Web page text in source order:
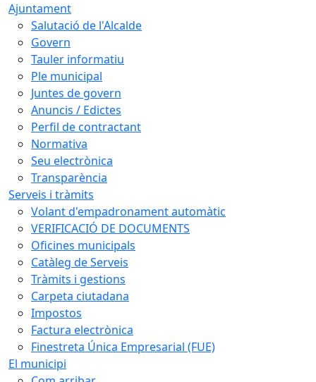
Ajuntament
Salutació de l'Alcalde
Govern
Tauler informatiu
Ple municipal
Juntes de govern
Anuncis / Edictes
Perfil de contractant
Normativa
Seu electrònica
Transparència
Serveis i tràmits
Volant d'empadronament automàtic
VERIFICACIÓ DE DOCUMENTS
Oficines municipals
Catàleg de Serveis
Tràmits i gestions
Carpeta ciutadana
Impostos
Factura electrònica
Finestreta Única Empresarial (FUE)
El municipi